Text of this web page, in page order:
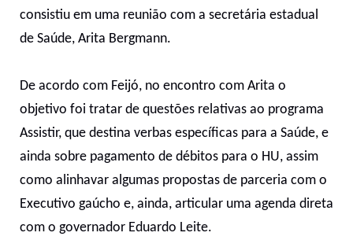
consistiu em uma reunião com a secretária estadual
de Saúde, Arita Bergmann.
De acordo com Feijó, no encontro com Arita o
objetivo foi tratar de questões relativas ao programa
Assistir, que destina verbas específicas para a Saúde, e
ainda sobre pagamento de débitos para o HU, assim
como alinhavar algumas propostas de parceria com o
Executivo gaúcho e, ainda, articular uma agenda direta
com o governador Eduardo Leite.